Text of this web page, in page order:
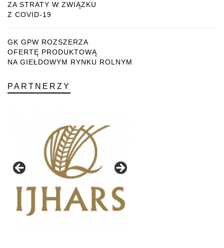
ZA STRATY W ZWIĄZKU
Z COVID-19
GK GPW ROZSZERZA
OFERTĘ PRODUKTOWĄ
NA GIEŁDOWYM RYNKU ROLNYM
PARTNERZY